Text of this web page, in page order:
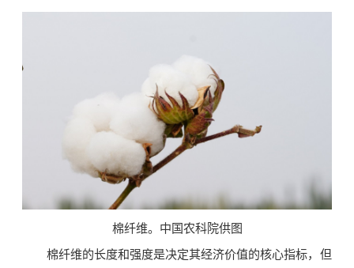
棉纤维。中国农科院供图
棉纤维的长度和强度是决定其经济价值的核心指标，但